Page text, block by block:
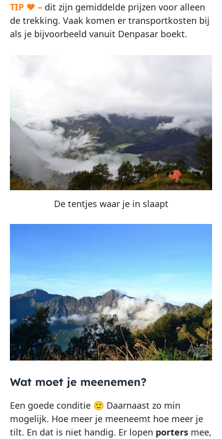
TIP ♥ – dit zijn gemiddelde prijzen voor alleen
de trekking. Vaak komen er transportkosten bij
als je bijvoorbeeld vanuit Denpasar boekt.
De tentjes waar je in slaapt
Wat moet je meenemen?
Een goede conditie 🙂 Daarnaast zo min
mogelijk. Hoe meer je meeneemt hoe meer je
tilt. En dat is niet handig. Er lopen porters mee,